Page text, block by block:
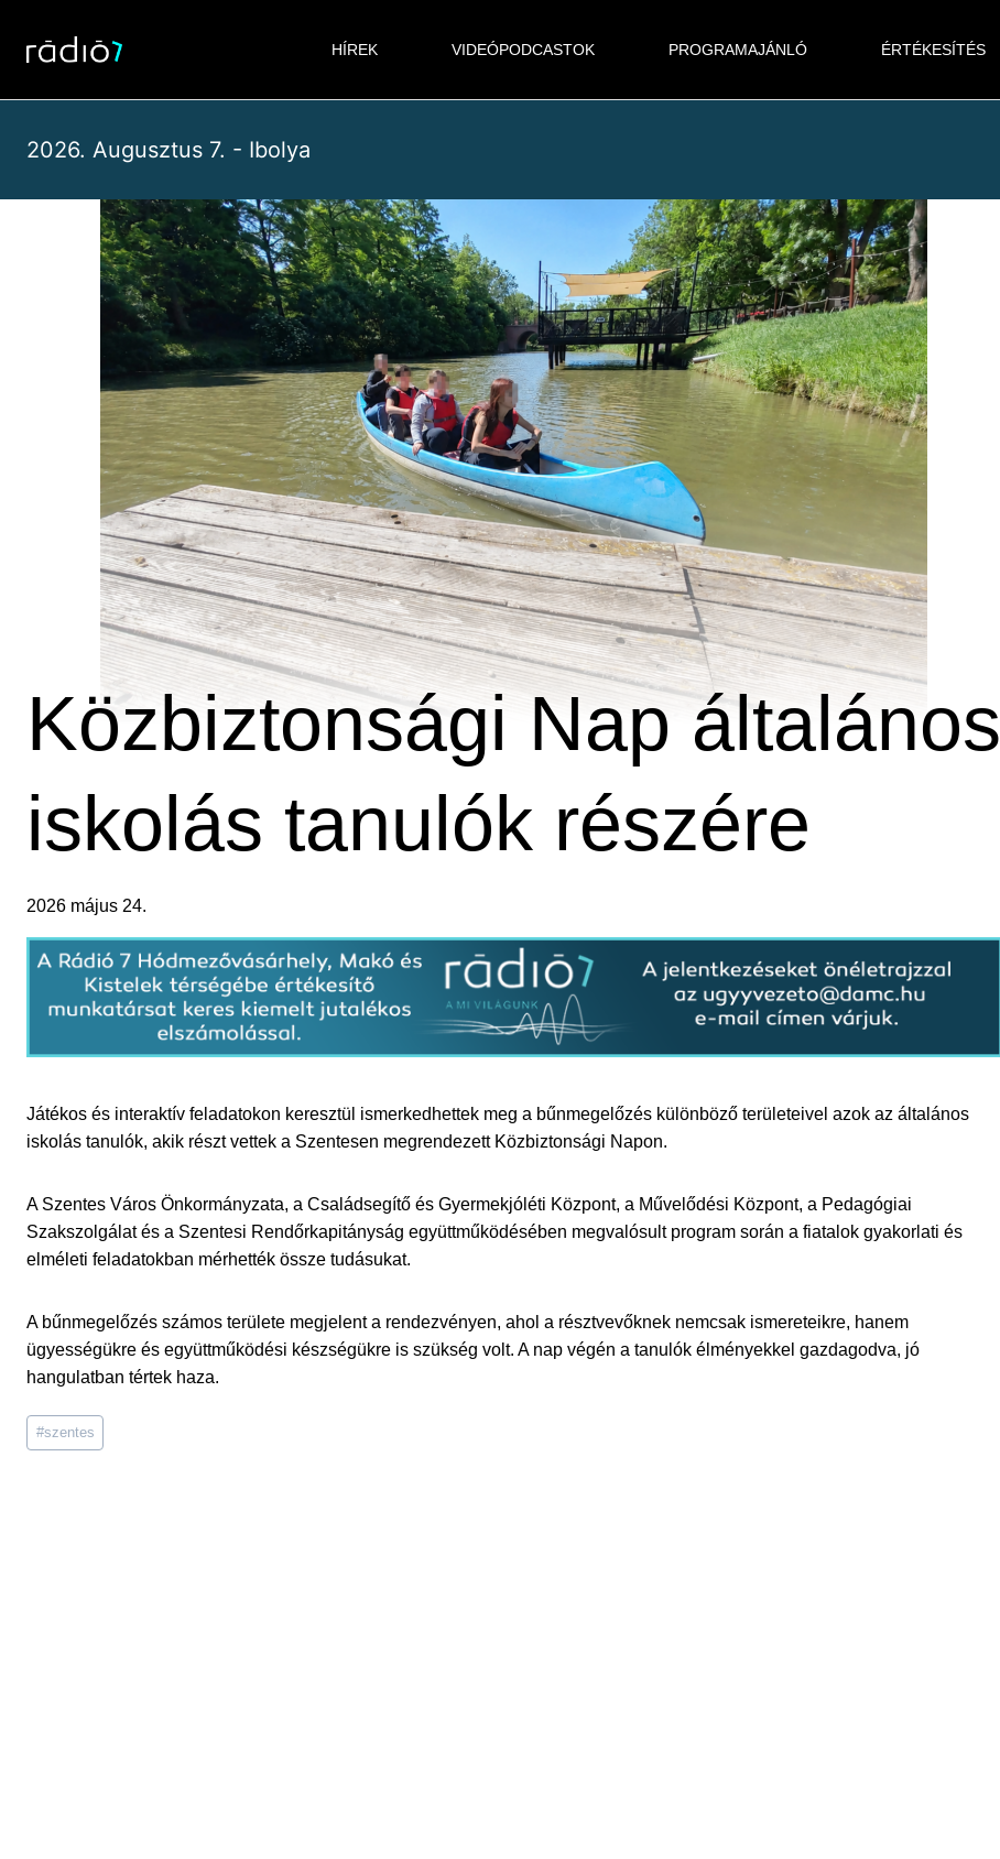
content
HÍREK VIDEÓPODCASTOK PROGRAMAJÁNLÓ ÉRTÉKESÍTÉS
2026. Augusztus 7. - Ibolya
Közbiztonsági Nap általános
iskolás tanulók részére
2026 május 24.
Játékos és interaktív feladatokon keresztül ismerkedhettek meg a bűnmegelőzés különböző területeivel azok az általános
iskolás tanulók, akik részt vettek a Szentesen megrendezett Közbiztonsági Napon.
A Szentes Város Önkormányzata, a Családsegítő és Gyermekjóléti Központ, a Művelődési Központ, a Pedagógiai
Szakszolgálat és a Szentesi Rendőrkapitányság együttműködésében megvalósult program során a fiatalok gyakorlati és
elméleti feladatokban mérhették össze tudásukat.
A bűnmegelőzés számos területe megjelent a rendezvényen, ahol a résztvevőknek nemcsak ismereteikre, hanem
ügyességükre és együttműködési készségükre is szükség volt. A nap végén a tanulók élményekkel gazdagodva, jó
hangulatban tértek haza.
Post
Tags:
#szentes